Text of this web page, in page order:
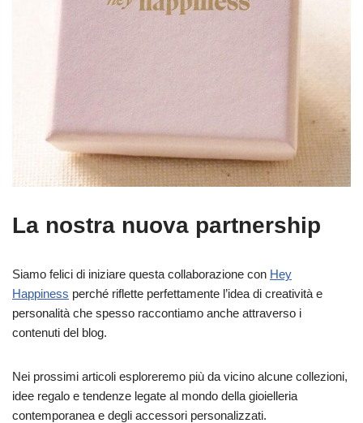
La nostra nuova partnership
Siamo felici di iniziare questa collaborazione con Hey
Happiness perché riflette perfettamente l’idea di creatività e
personalità che spesso raccontiamo anche attraverso i
contenuti del blog.
Nei prossimi articoli esploreremo più da vicino alcune collezioni,
idee regalo e tendenze legate al mondo della gioielleria
contemporanea e degli accessori personalizzati.